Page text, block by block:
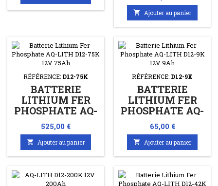
 Ajouter au panier
RÉFÉRENCE: D12-75K
BATTERIE
LITHIUM FER
PHOSPHATE AQ-
LITH D12-75K
12V 75AH
Prix
525,00 €
 Ajouter au panier
RÉFÉRENCE: D12-9K
BATTERIE
LITHIUM FER
PHOSPHATE AQ-
LITH D12-9K 12V
9AH
Prix
65,00 €
 Ajouter au panier